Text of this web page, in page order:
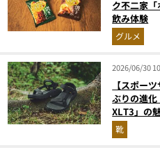
ク不二家
飲み体験
グルメ
2026/06/30
【スポー
ぶりの進
XLT3」の
解説！
靴